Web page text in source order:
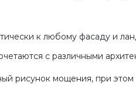
к любому фасаду и
с различными
рисунок мощения, при